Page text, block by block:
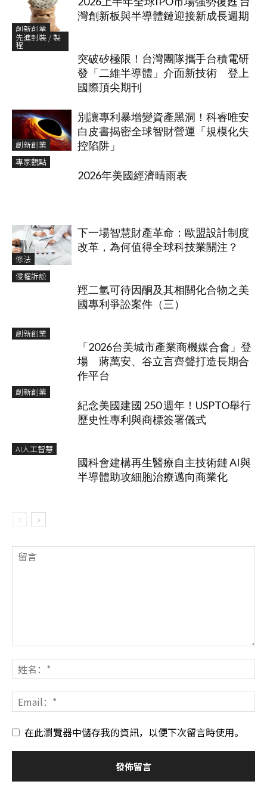
創新創業
灣創新板與半導體鏈迎接新成長週期
先進封裝 / 製
程
突破矽極限！台灣團隊攜手台積電研
發「二維半導體」介面新技術 登上
國際頂尖期刊
創新創業
別讓專利暴增變資產黑洞！科睿唯安
白皮書揭密全球智財營運「規模化失
控陷阱」
專家觀點
2026年美國經濟晴雨表
修法
下一場智慧財產革命：歐盟設計制度
改革，為何值得全球科技業關注？
侵權訴訟
羥二氫可待因酮及其相關化合物之美
國專利爭訟案件（三）
創新創業
「2026台美城市產業商機媒合會」登
場 蔣萬安、谷立言齊聲打造長期合
作平台
創新創業
紀念美國建國 250 週年！USPTO舉行
歷史性專利與商標簽署儀式
AI人工智慧
國科會建構再生醫療自主技術鏈 AI與
半導體助攻細胞治療邁向商業化
在此瀏覽器中儲存我的資訊，以便下次留言時使用。